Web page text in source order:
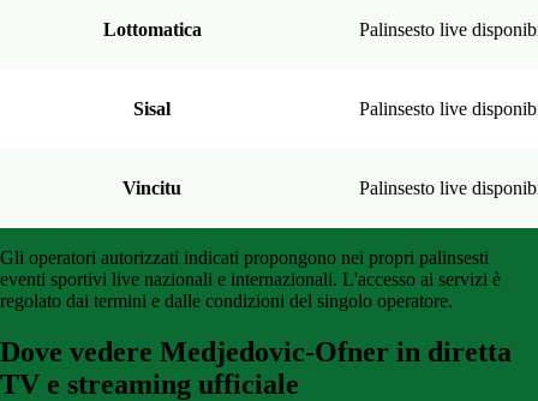
Lottomatica Palinsesto live
Sisal Palinsesto live
Vincitu Palinsesto live
Gli operatori autorizzati indicati propongono nei propri palinsesti
eventi sportivi live nazionali e internazionali. L'accesso ai servizi è
regolato dai termini e dalle condizioni del singolo operatore.
Dove vedere Medjedovic-Ofner in diretta
TV e streaming ufficiale